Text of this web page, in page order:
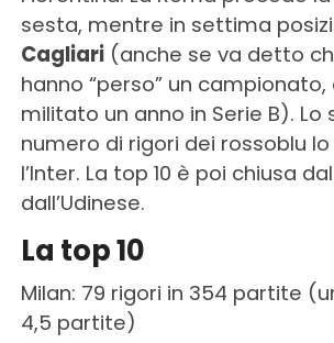
sesta, mentre in settima
Cagliari(anche se va detto
hanno “perso” un campionato,
militato un anno in Serie B). Lo
numero di rigori dei rossoblu
l’Inter. La top 10 è poi chiusa
dall’Udinese.
La top 10
Milan: 79 rigori in 354 partite
4,5 partite)